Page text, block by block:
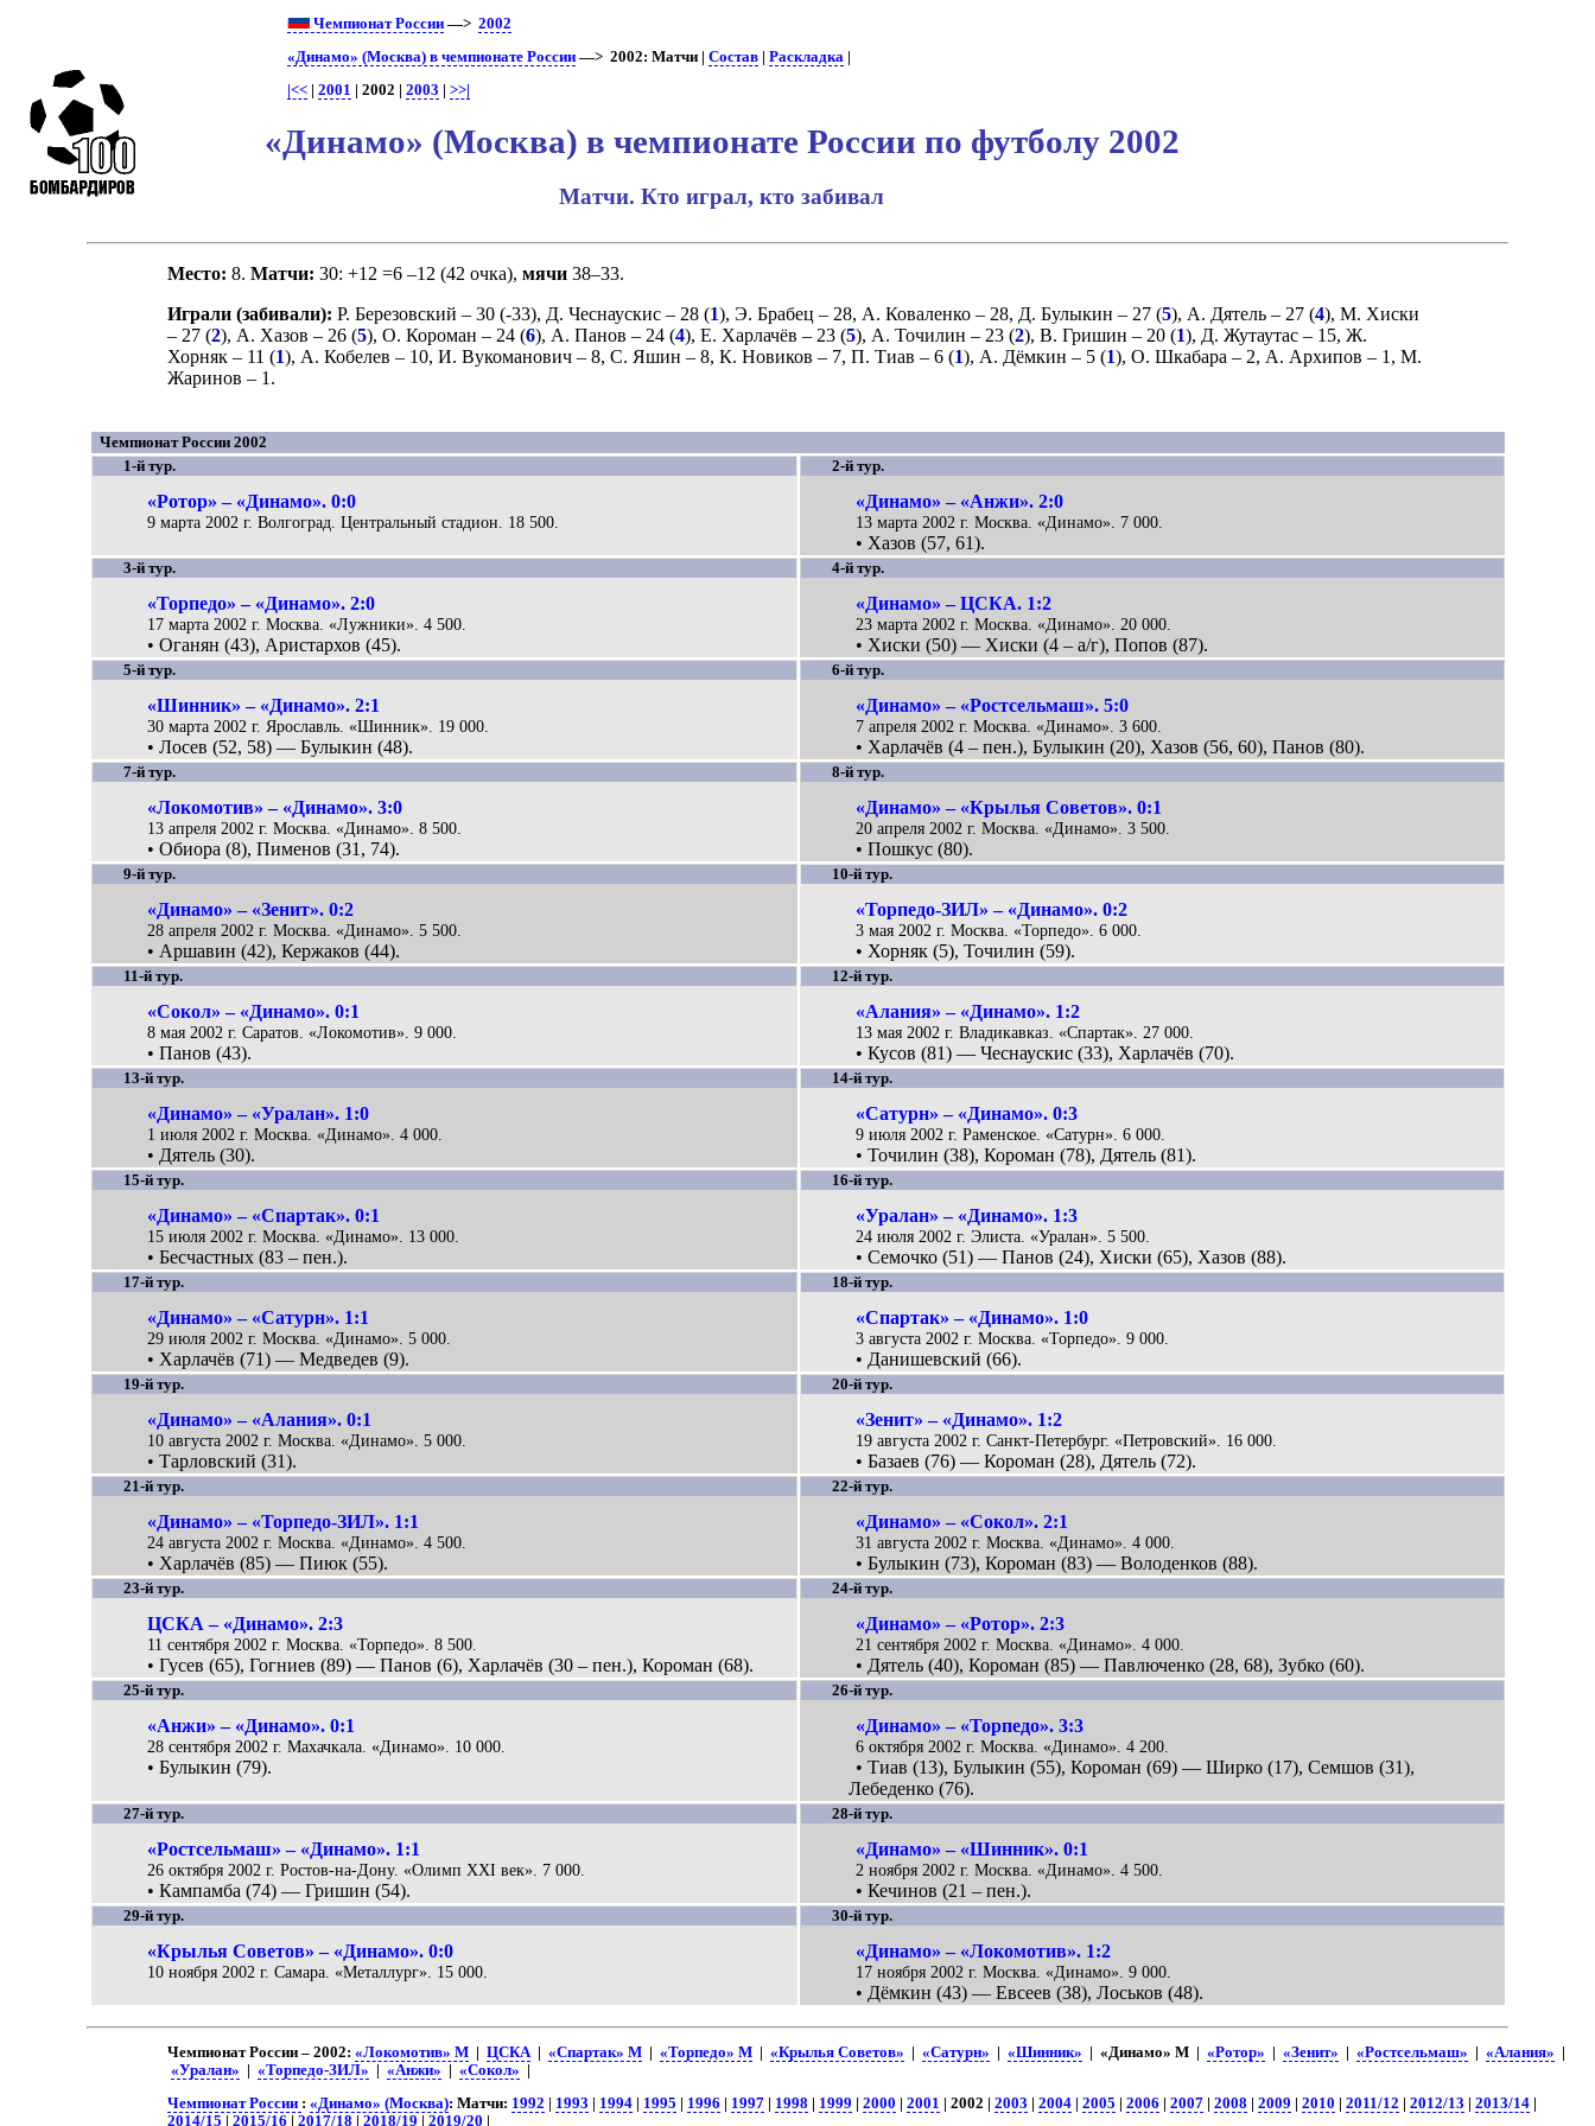
Чемпионат России —>2002
«Динамо» (Москва) в чемпионате России —> 2002: Матчи |Состав |Раскладка |
|<< |2001 | 2002 |2003 |>>|
«Динамо» (Москва) в чемпионате России по футболу 2002
Матчи. Кто играл, кто забивал
Место: 8. Матчи: 30: +12 =6 –12 (42 очка), мячи 38–33.
Играли (забивали): Р. Березовский – 30 (-33), Д. Чеснаускис– 28 (1), Э. Брабец – 28, А. Коваленко– 28, Д. Булыкин – 27 (5), А. Дятель– 27 (4), М. Хиски
– 27 (2), А. Хазов – 26 (5), О. Короман – 24 (6), А. Панов – 24 (4), Е. Харлачёв – 23 (5), А. Точилин – 23 (2), В. Гришин – 20 (1), Д. Жутаутас– 15, Ж.
Хорняк– 11 (1), А. Кобелев – 10, И. Вукоманович– 8, С. Яшин – 8, К. Новиков – 7, П. Тиав – 6 (1), А. Дёмкин – 5 (1), О. Шкабара – 2, А. Архипов – 1, М.
Жаринов – 1.
Чемпионат России 2002
1-й тур.
«Ротор» – «Динамо». 0:0
9 марта 2002 г. Волгоград. Центральный стадион. 18 500.
2-й тур.
«Динамо» – «Анжи». 2:0
13 марта 2002 г. Москва. «Динамо». 7 000.
• Хазов (57, 61).
3-й тур.
«Торпедо» – «Динамо». 2:0
17 марта 2002 г. Москва. «Лужники». 4 500.
• Оганян (43), Аристархов (45).
4-й тур.
«Динамо» – ЦСКА. 1:2
23 марта 2002 г. Москва. «Динамо». 20 000.
• Хиски (50) — Хиски (4 – а/г), Попов (87).
5-й тур.
«Шинник» – «Динамо». 2:1
30 марта 2002 г. Ярославль. «Шинник». 19 000.
• Лосев (52, 58) — Булыкин (48).
6-й тур.
«Динамо» – «Ростсельмаш». 5:0
7 апреля 2002 г. Москва. «Динамо». 3 600.
• Харлачёв (4 – пен.), Булыкин (20), Хазов (56, 60), Панов (80).
7-й тур.
«Локомотив» – «Динамо». 3:0
13 апреля 2002 г. Москва. «Динамо». 8 500.
• Обиора (8), Пименов (31, 74).
8-й тур.
«Динамо» – «Крылья Советов». 0:1
20 апреля 2002 г. Москва. «Динамо». 3 500.
• Пошкус (80).
9-й тур.
«Динамо» – «Зенит». 0:2
28 апреля 2002 г. Москва. «Динамо». 5 500.
• Аршавин (42), Кержаков (44).
10-й тур.
«Торпедо-ЗИЛ» – «Динамо». 0:2
3 мая 2002 г. Москва. «Торпедо». 6 000.
• Хорняк (5), Точилин (59).
11-й тур.
«Сокол» – «Динамо». 0:1
8 мая 2002 г. Саратов. «Локомотив». 9 000.
• Панов (43).
12-й тур.
«Алания» – «Динамо». 1:2
13 мая 2002 г. Владикавказ. «Спартак». 27 000.
• Кусов (81) — Чеснаускис (33), Харлачёв (70).
13-й тур.
«Динамо» – «Уралан». 1:0
1 июля 2002 г. Москва. «Динамо». 4 000.
• Дятель (30).
14-й тур.
«Сатурн» – «Динамо». 0:3
9 июля 2002 г. Раменское. «Сатурн». 6 000.
• Точилин (38), Короман (78), Дятель (81).
15-й тур.
«Динамо» – «Спартак». 0:1
15 июля 2002 г. Москва. «Динамо». 13 000.
• Бесчастных (83 – пен.).
16-й тур.
«Уралан» – «Динамо». 1:3
24 июля 2002 г. Элиста. «Уралан». 5 500.
• Семочко (51) — Панов (24), Хиски (65), Хазов (88).
17-й тур.
«Динамо» – «Сатурн». 1:1
29 июля 2002 г. Москва. «Динамо». 5 000.
• Харлачёв (71) — Медведев (9).
18-й тур.
«Спартак» – «Динамо». 1:0
3 августа 2002 г. Москва. «Торпедо». 9 000.
• Данишевский (66).
19-й тур.
«Динамо» – «Алания». 0:1
10 августа 2002 г. Москва. «Динамо». 5 000.
• Тарловский (31).
20-й тур.
«Зенит» – «Динамо». 1:2
19 августа 2002 г. Санкт-Петербург. «Петровский». 16 000.
• Базаев (76) — Короман (28), Дятель (72).
21-й тур.
«Динамо» – «Торпедо-ЗИЛ». 1:1
24 августа 2002 г. Москва. «Динамо». 4 500.
• Харлачёв (85) — Пиюк (55).
22-й тур.
«Динамо» – «Сокол». 2:1
31 августа 2002 г. Москва. «Динамо». 4 000.
• Булыкин (73), Короман (83) — Володенков (88).
23-й тур.
ЦСКА – «Динамо». 2:3
11 сентября 2002 г. Москва. «Торпедо». 8 500.
• Гусев (65), Гогниев (89) — Панов (6), Харлачёв (30 – пен.), Короман (68).
24-й тур.
«Динамо» – «Ротор». 2:3
21 сентября 2002 г. Москва. «Динамо». 4 000.
• Дятель (40), Короман (85) — Павлюченко (28, 68), Зубко (60).
25-й тур.
«Анжи» – «Динамо». 0:1
28 сентября 2002 г. Махачкала. «Динамо». 10 000.
• Булыкин (79).
26-й тур.
«Динамо» – «Торпедо». 3:3
6 октября 2002 г. Москва. «Динамо». 4 200.
• Тиав (13), Булыкин (55), Короман (69) — Ширко (17), Семшов (31),
Лебеденко (76).
27-й тур.
«Ростсельмаш» – «Динамо». 1:1
26 октября 2002 г. Ростов-на-Дону. «Олимп XXI век». 7 000.
• Кампамба (74) — Гришин (54).
28-й тур.
«Динамо» – «Шинник». 0:1
2 ноября 2002 г. Москва. «Динамо». 4 500.
• Кечинов (21 – пен.).
29-й тур.
«Крылья Советов» – «Динамо». 0:0
10 ноября 2002 г. Самара. «Металлург». 15 000.
30-й тур.
«Динамо» – «Локомотив». 1:2
17 ноября 2002 г. Москва. «Динамо». 9 000.
• Дёмкин (43) — Евсеев (38), Лоськов (48).
Чемпионат России – 2002: «Локомотив» М| ЦСКА| «Спартак» М| «Торпедо» М| «Крылья Советов» | «Сатурн» | «Шинник» | «Динамо» М | «Ротор» | «Зенит» | «Ростсельмаш» | «Алания» |
«Уралан» | «Торпедо-ЗИЛ» | «Анжи» | «Сокол» |
Чемпионат России : «Динамо» (Москва): Матчи: 1992 | 1993 | 1994| 1995 | 1996 | 1997| 1998 | 1999 | 2000 | 2001 | 2002 | 2003 | 2004| 2005 | 2006 | 2007| 2008 | 2009 | 2010 | 2011/12 | 2012/13 | 2013/14|
2014/15 | 2015/16 | 2017/18 | 2018/19 | 2019/20 |